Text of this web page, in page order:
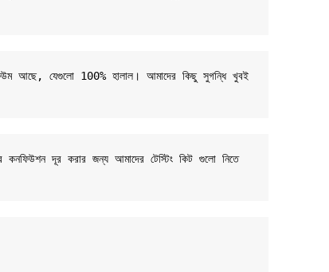
আছে, যেগুলো 100% হালাল। আমাদের কিছু সুগন্ধি খুবই
কনফিউশন দূর করার জন্য আমাদের টেস্টিং কিট গুলো নিতে